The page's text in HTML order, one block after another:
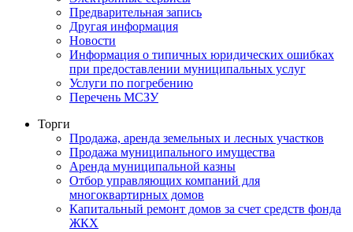
Предварительная запись
Другая информация
Новости
Информация о типичных юридических ошибках
при предоставлении муниципальных услуг
Услуги по погребению
Перечень МСЗУ
Торги
Продажа, аренда земельных и лесных участков
Продажа муниципального имущества
Аренда муниципальной казны
Отбор управляющих компаний для
многоквартирных домов
Капитальный ремонт домов за счет средств фонда
ЖКХ